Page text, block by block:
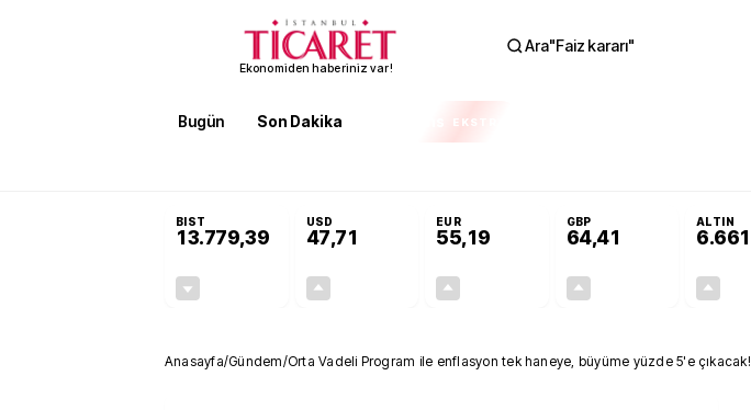
Ekonomiden haberiniz var!
Ara"Faiz kararı"
Bugün Son Dakika EKSTRA
BIST
13.779,39
USD
47,71
EUR
55,19
GBP
64,41
ALTIN
6.661
Anasayfa/Gündem/Orta Vadeli Program ile enflasyon tek haneye, büyüme yüzde 5'e çıkacak!